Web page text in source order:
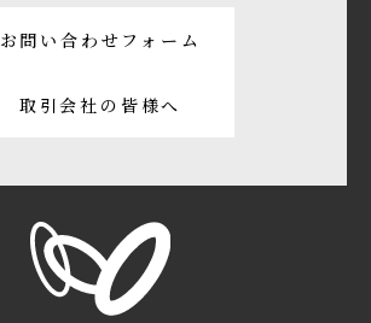
お問い合わせフォーム
取引会社の皆様へ